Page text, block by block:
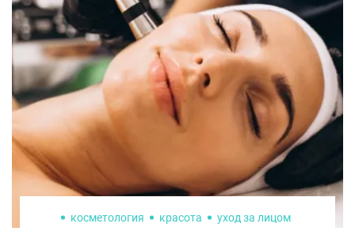
собой более эффективной.
косметология красота уход за лицом